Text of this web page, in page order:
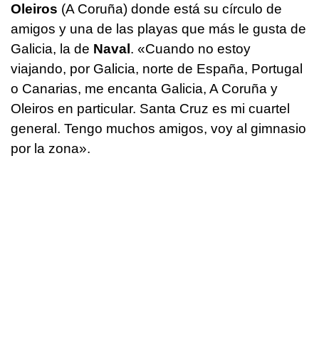
Oleiros (A Coruña) donde está su círculo de
amigos y una de las playas que más le gusta de
Galicia, la de Naval. «Cuando no estoy
viajando, por Galicia, norte de España, Portugal
o Canarias, me encanta Galicia, A Coruña y
Oleiros en particular. Santa Cruz es mi cuartel
general. Tengo muchos amigos, voy al gimnasio
por la zona».